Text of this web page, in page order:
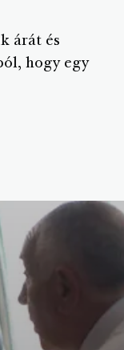
árát és
hogy egy